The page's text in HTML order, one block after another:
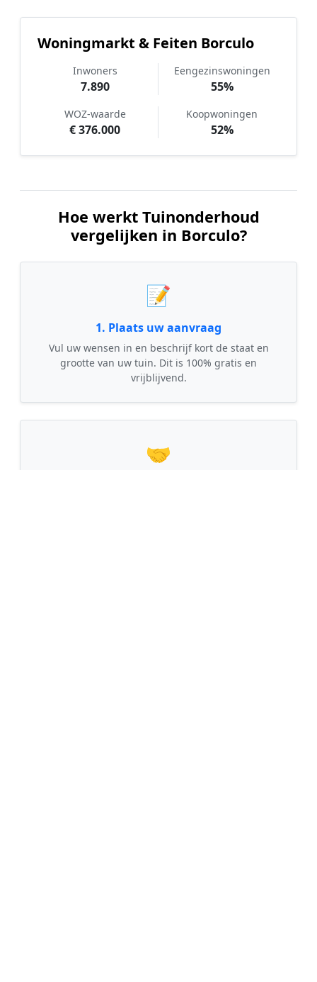
Woningmarkt & Feiten Borculo
Inwoners
7.890
Eengezinswoningen
55%
WOZ-waarde
€ 376.000
Koopwoningen
52%
Hoe werkt Tuinonderhoud
vergelijken in Borculo?
📝
1. Plaats uw aanvraag
Vul uw wensen in en beschrijf kort de staat en
grootte van uw tuin. Dit is 100% gratis en
vrijblijvend.
🤝